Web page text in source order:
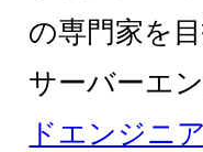
の専門家を
サーバーエ
ドエンジニア